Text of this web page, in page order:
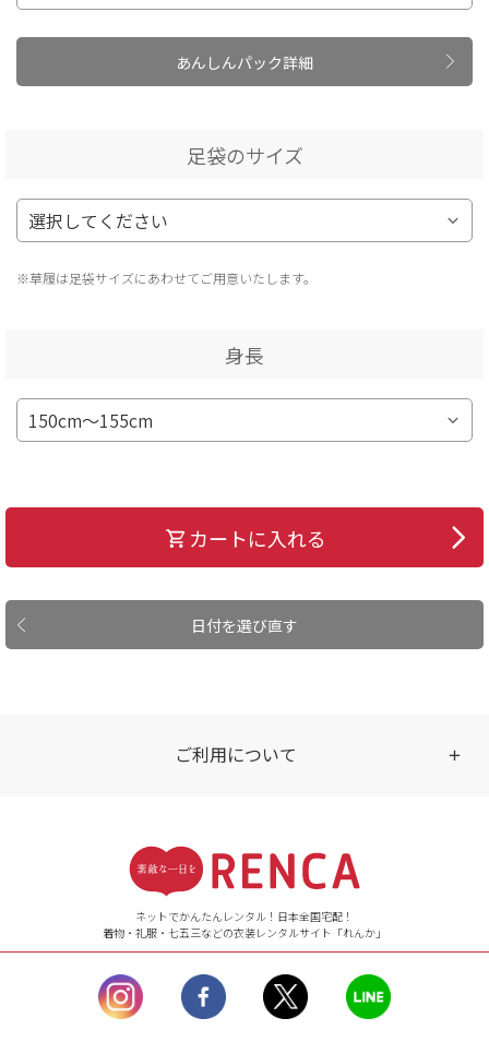
あんしんパック詳細
足袋のサイズ
※草履は足袋サイズにあわせてご用意いたします。
身長
日付を選び直す
カートに入れる
ご利用について
【ご注文（インターネット）】
24時間年中無休
【お問い合わせ窓口（メー
ル）】10:00~17:00
土曜日、日曜日、臨
時休業日を除く。
営業時間外にいただ
ネットでかんたんレンタル！日本全国宅配！
着物・礼服・七五三などの衣装レンタルサイト「れんか」